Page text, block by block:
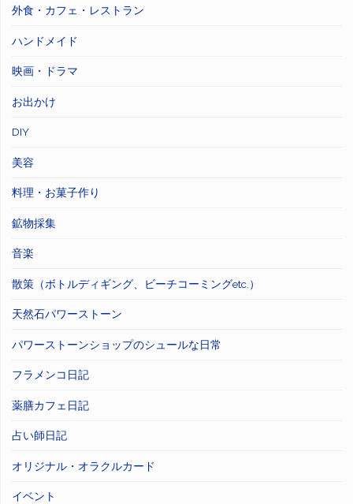
外食・カフェ・レストラン
ハンドメイド
映画・ドラマ
お出かけ
DIY
美容
料理・お菓子作り
鉱物採集
音楽
散策（ボトルディギング、ビーチコーミングetc.）
天然石パワーストーン
パワーストーンショップのシュールな日常
フラメンコ日記
薬膳カフェ日記
占い師日記
オリジナル・オラクルカード
イベント